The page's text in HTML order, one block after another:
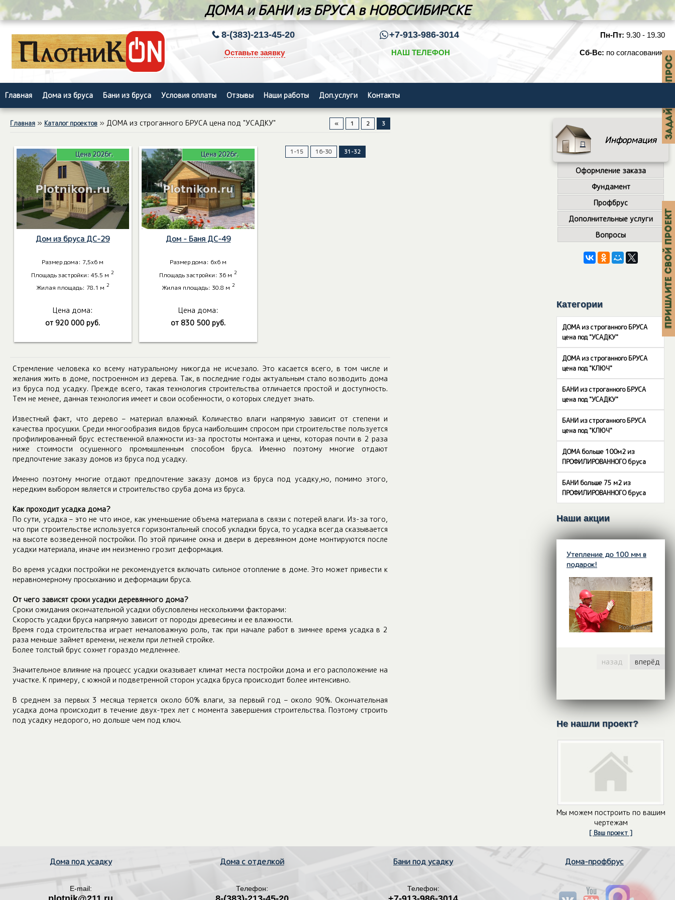
ДОМА и БАНИ из БРУСА в НОВОСИБИРСКЕ
8-(383)-213-45-20
Оставьте заявку
+7-913-986-3014
НАШ ТЕЛЕФОН
Пн-Пт: 9.30 - 19.30
Сб-Вс: по согласованию
Главная Дома из бруса Бани из бруса Условия оплаты Отзывы Наши работы Доп.услуги Контакты
Главная » Каталог проектов » ДОМА из строганного БРУСА цена под "УСАДКУ" « 1 2 3
Цена 2026г.
Дом из бруса ДС-29
Размер дома: 7,5х6 м
Площадь застройки: 45.5 м 2
Жилая площадь: 78.1 м 2
Цена дома:
от 920 000 руб.
Цена 2026г.
Дом - Баня ДС-49
Размер дома: 6х6 м
Площадь застройки: 36 м 2
Жилая площадь: 30.8 м 2
Цена дома:
от 830 500 руб.
1-15 16-30 31-32
Стремление человека ко всему натуральному никогда не исчезало. Это касается всего, в том числе и
желания жить в доме, построенном из дерева. Так, в последние годы актуальным стало возводить дома
из бруса под усадку. Прежде всего, такая технология строительства отличается простой и доступность.
Тем не менее, данная технология имеет и свои особенности, о которых следует знать.
Известный факт, что дерево – материал влажный. Количество влаги напрямую зависит от степени и
качества просушки. Среди многообразия видов бруса наибольшим спросом при строительстве пользуется
профилированный брус естественной влажности из-за простоты монтажа и цены, которая почти в 2 раза
ниже стоимости осушенного промышленным способом бруса. Именно поэтому многие отдают
предпочтение заказу домов из бруса под усадку.
Именно поэтому многие отдают предпочтение заказу домов из бруса под усадку,но, помимо этого,
нередким выбором является и строительство сруба дома из бруса.
Как проходит усадка дома?
По сути, усадка – это не что иное, как уменьшение объема материала в связи с потерей влаги. Из-за того,
что при строительстве используется горизонтальный способ укладки бруса, то усадка всегда сказывается
на высоте возведенной постройки. По этой причине окна и двери в деревянном доме монтируются после
усадки материала, иначе им неизменно грозит деформация.
Во время усадки постройки не рекомендуется включать сильное отопление в доме. Это может привести к
неравномерному просыханию и деформации бруса.
От чего зависят сроки усадки деревянного дома?
Сроки ожидания окончательной усадки обусловлены несколькими факторами:
Скорость усадки бруса напрямую зависит от породы древесины и ее влажности.
Время года строительства играет немаловажную роль, так при начале работ в зимнее время усадка в 2
раза меньше займет времени, нежели при летней стройке.
Более толстый брус сохнет гораздо медленнее.
Значительное влияние на процесс усадки оказывает климат места постройки дома и его расположение на
участке. К примеру, с южной и подветренной сторон усадка бруса происходит более интенсивно.
В среднем за первых 3 месяца теряется около 60% влаги, за первый год – около 90%. Окончательная
усадка дома происходит в течение двух-трех лет с момента завершения строительства. Поэтому строить
под усадку недорого, но дольше чем под ключ.
Информация
Оформление заказа
Фундамент
Профбрус
Дополнительные услуги
Вопросы
Категории
ДОМА из строганного БРУСА
цена под "УСАДКУ"
ДОМА из строганного БРУСА
цена под "КЛЮЧ"
БАНИ из строганного БРУСА
цена под "УСАДКУ"
БАНИ из строганного БРУСА
цена под "КЛЮЧ"
ДОМА больше 100м2 из
ПРОФИЛИРОВАННОГО бруса
БАНИ больше 75 м2 из
ПРОФИЛИРОВАННОГО бруса
Наши акции
Утепление до 100 мм в
подарок!
назад вперёд
Не нашли проект?
Мы можем построить по вашим
чертежам
[ Ваш проект ]
Дома под усадку Дома с отделкой Бани под усадку Дома-профбрус
E-mail: Телефон: Телефон: